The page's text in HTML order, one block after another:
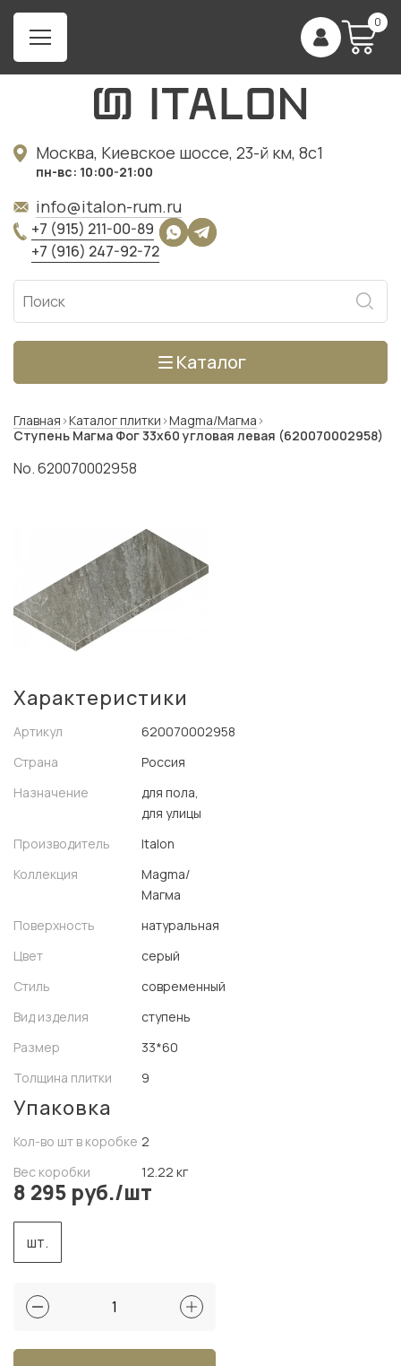
0
Москва, Киевское шоссе, 23-й км, 8с1
пн-вс: 10:00-21:00
info@italon-rum.ru
+7 (915) 211-00-89
+7 (916) 247-92-72
Каталог
Главная Каталог плитки Magma/Магма
Ступень Магма Фог 33x60 угловая левая (620070002958)
No. 620070002958
Характеристики
Артикул
620070002958
Страна
Россия
Назначение
для пола,
для улицы
Производитель
Italon
Коллекция
Magma/
Магма
Поверхность
натуральная
Цвет
серый
Стиль
современный
Вид изделия
ступень
Размер
33*60
Толщина плитки
9
Упаковка
Кол-во шт в коробке 2
Вес коробки
12.22 кг
8 295 руб./шт
шт.